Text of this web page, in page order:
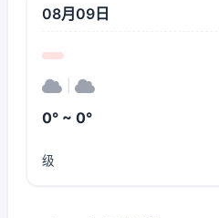
08月09日
0° ~ 0°
级